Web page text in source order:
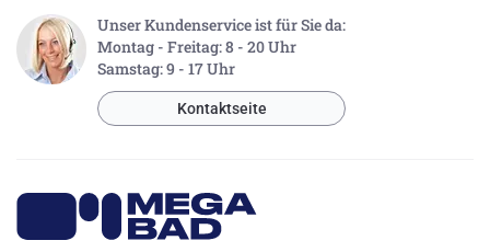
Unser Kundenservice ist für Sie da:
Montag - Freitag: 8 - 20 Uhr
Samstag: 9 - 17 Uhr
Kontaktseite